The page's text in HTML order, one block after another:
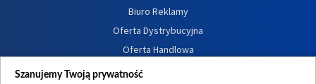
Biuro Reklamy
Oferta Dystrybucyjna
Oferta Handlowa
Dostępność
Szanujemy Twoją prywatność